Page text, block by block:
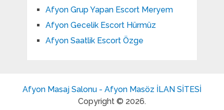
Afyon Grup Yapan Escort Meryem
Afyon Gecelik Escort Hürmüz
Afyon Saatlik Escort Özge
Afyon Masaj Salonu - Afyon Masöz İLAN SİTESİ
Copyright © 2026.